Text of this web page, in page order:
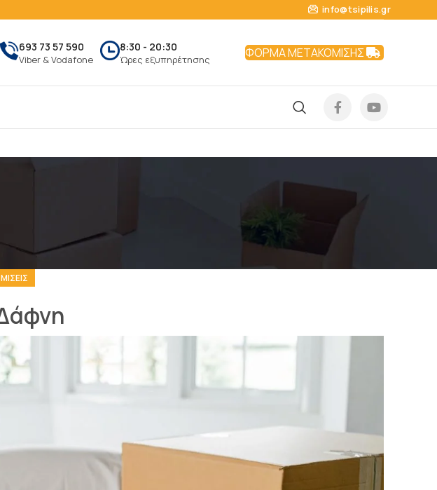
info@tsipilis.gr
693 73 57 590
Viber & Vodafone
8:30 - 20:30
Ώρες εξυπηρέτησης ΦΟΡΜΑ ΜΕΤΑΚΟΜΙΣΗΣ